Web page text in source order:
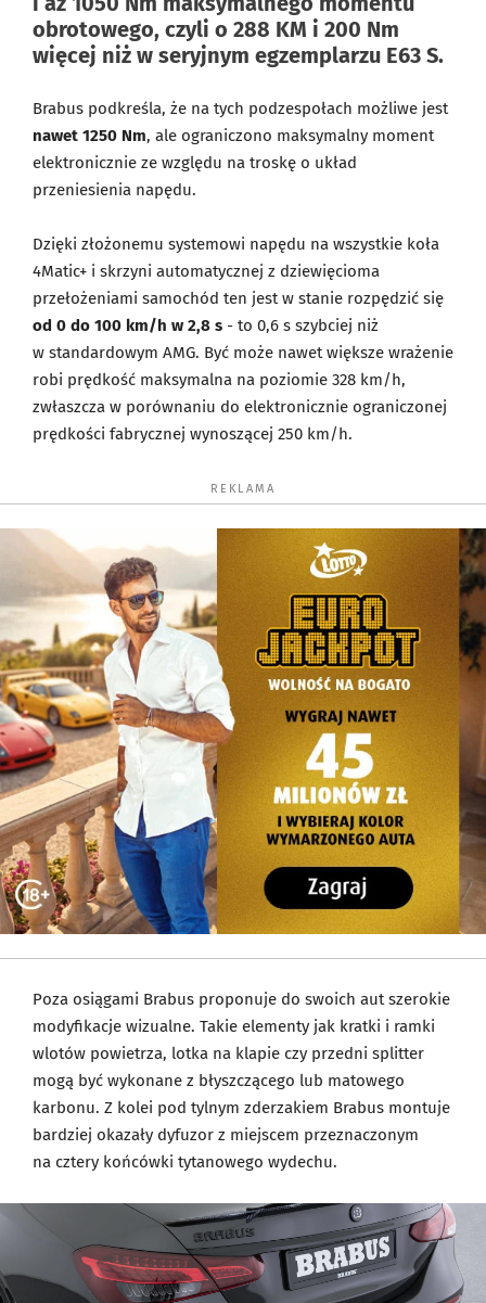
obrotowego, czyli o 288 KM i 200 Nm
więcej niż w seryjnym egzemplarzu E63 S.
Brabus podkreśla, że na tych podzespołach możliwe jest
nawet 1250 Nm, ale ograniczono maksymalny moment
elektronicznie ze względu na troskę o układ
przeniesienia napędu.
Dzięki złożonemu systemowi napędu na wszystkie koła
4Matic+ i skrzyni automatycznej z dziewięcioma
przełożeniami samochód ten jest w stanie rozpędzić się
od 0 do 100 km/h w 2,8 s - to 0,6 s szybciej niż
w standardowym AMG. Być może nawet większe wrażenie
robi prędkość maksymalna na poziomie 328 km/h,
zwłaszcza w porównaniu do elektronicznie ograniczonej
prędkości fabrycznej wynoszącej 250 km/h.
REKLAMA
Poza osiągami Brabus proponuje do swoich aut szerokie
modyfikacje wizualne. Takie elementy jak kratki i ramki
wlotów powietrza, lotka na klapie czy przedni splitter
mogą być wykonane z błyszczącego lub matowego
karbonu. Z kolei pod tylnym zderzakiem Brabus montuje
bardziej okazały dyfuzor z miejscem przeznaczonym
na cztery końcówki tytanowego wydechu.